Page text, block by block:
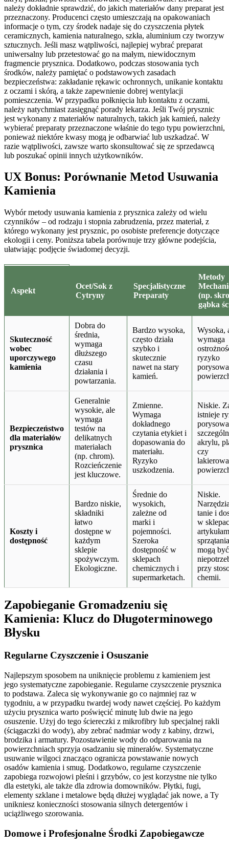
należy dokładnie sprawdzić, do jakich materiałów dany preparat jest
przeznaczony. Producenci często umieszczają na opakowaniach
informacje o tym, czy środek nadaje się do czyszczenia płytek
ceramicznych, kamienia naturalnego, szkła, aluminium czy tworzyw
sztucznych. Jeśli masz wątpliwości, najlepiej wybrać preparat
uniwersalny lub przetestować go na małym, niewidocznym
fragmencie prysznica. Dodatkowo, podczas stosowania tych
środków, należy pamiętać o podstawowych zasadach
bezpieczeństwa: zakładanie rękawic ochronnych, unikanie kontaktu
z oczami i skórą, a także zapewnienie dobrej wentylacji
pomieszczenia. W przypadku połknięcia lub kontaktu z oczami,
należy natychmiast zasięgnąć porady lekarza. Jeśli Twój prysznic
jest wykonany z materiałów naturalnych, takich jak kamień, należy
wybierać preparaty przeznaczone właśnie do tego typu powierzchni,
ponieważ niektóre kwasy mogą je odbarwiać lub uszkadzać. W
razie wątpliwości, zawsze warto skonsultować się ze sprzedawcą
lub poszukać opinii innych użytkowników.
UX Bonus: Porównanie Metod Usuwania
Kamienia
Wybór metody usuwania kamienia z prysznica zależy od wielu
czynników – od rodzaju i stopnia zabrudzenia, przez materiał, z
którego wykonany jest prysznic, po osobiste preferencje dotyczące
ekologii i ceny. Poniższa tabela porównuje trzy główne podejścia,
ułatwiając podjęcie świadomej decyzji.
Aspekt
Ocet/Sok z
Cytryny
Specjalistyczne
Preparaty
Metody
(np.
gąbka
Skuteczność
wobec
uporczywego
kamienia
Dobra do
średnia,
wymaga
dłuższego
czasu
działania i
powtarzania.
Bardzo wysoka,
często działa
szybko i
skutecznie
nawet na stary
kamień.
Wysoka,
wymaga
ryzyko
Bezpieczeństwo
dla materiałów
prysznica
Generalnie
wysokie, ale
wymaga
testów na
delikatnych
materiałach
(np. chrom).
Rozcieńczenie
jest kluczowe.
Zmienne.
Wymaga
dokładnego
czytania etykiet i
dopasowania do
materiału.
Ryzyko
uszkodzenia.
Niskie.
istnieje
akrylu,
czy
Koszty i
dostępność
Bardzo niskie,
składniki
łatwo
dostępne w
każdym
sklepie
spożywczym.
Ekologiczne.
Średnie do
wysokich,
zależne od
marki i
pojemności.
Szeroka
dostępność w
sklepach
chemicznych i
supermarketach.
Niskie.
tanie i
w
mogą być
przy
chemii.
Zapobieganie Gromadzeniu się
Kamienia: Klucz do Długoterminowego
Błysku
Regularne Czyszczenie i Osuszanie
Najlepszym sposobem na uniknięcie problemu z kamieniem jest
jego systematyczne zapobieganie. Regularne czyszczenie prysznica
to podstawa. Zaleca się wykonywanie go co najmniej raz w
tygodniu, a w przypadku twardej wody nawet częściej. Po każdym
użyciu prysznica warto poświęcić minutę lub dwie na jego
osuszenie. Użyj do tego ściereczki z mikrofibry lub specjalnej rakli
(ściągaczki do wody), aby zebrać nadmiar wody z kabiny, drzwi,
brodzika i armatury. Pozostawienie wody do odparowania na
powierzchniach sprzyja osadzaniu się minerałów. Systematyczne
usuwanie wilgoci znacząco ogranicza powstawanie nowych
osadów kamienia i smug. Dodatkowo, regularne czyszczenie
zapobiega rozwojowi pleśni i grzybów, co jest korzystne nie tylko
dla estetyki, ale także dla zdrowia domowników. Płytki, fugi,
elementy szklane i metalowe będą dłużej wyglądać jak nowe, a Ty
unikniesz konieczności stosowania silnych detergentów i
uciążliwego szorowania.
Domowe i Profesjonalne Środki Zapobiegawcze